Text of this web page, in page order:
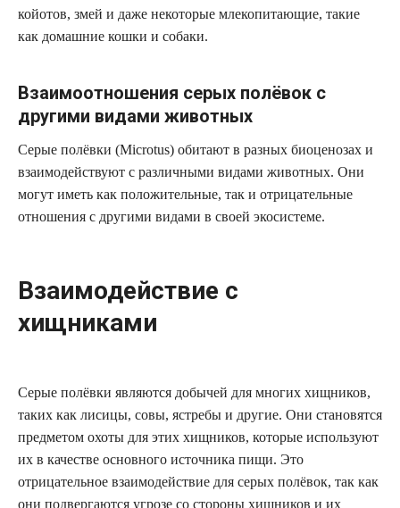
койотов, змей и даже некоторые млекопитающие, такие
как домашние кошки и собаки.
Взаимоотношения серых полёвок с
другими видами животных
Серые полёвки (Microtus) обитают в разных биоценозах и
взаимодействуют с различными видами животных. Они
могут иметь как положительные, так и отрицательные
отношения с другими видами в своей экосистеме.
Взаимодействие с
хищниками
Серые полёвки являются добычей для многих хищников,
таких как лисицы, совы, ястребы и другие. Они становятся
предметом охоты для этих хищников, которые используют
их в качестве основного источника пищи. Это
отрицательное взаимодействие для серых полёвок, так как
они подвергаются угрозе со стороны хищников и их